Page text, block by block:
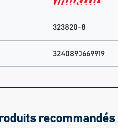
323820-8
3240890669919
recommandés